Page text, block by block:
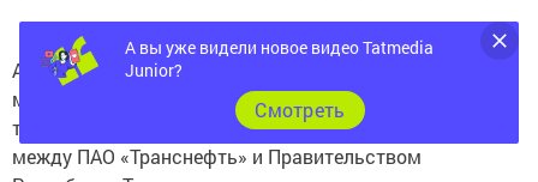
АО «Транснефть – Прикамье» и Татарстан связывает
многолетнее партнерство по многим направлениям, в
том числе, в рамках соглашения о сотрудничестве
между ПАО «Транснефть» и Правительством
А вы уже видели новое видео Tatmedia
Junior?
Cмотреть